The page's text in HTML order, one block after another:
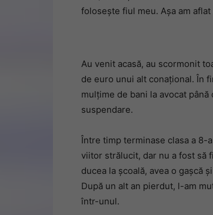
folosește fiul meu. Așa am
Au venit acasă, au scormonit
de euro unui alt conațional. În
mulțime de bani la avocat
suspendare.
Între timp terminase clasa a 8-
viitor strălucit, dar nu a fost să
ducea la școală, avea o gașcă
După un alt an pierdut, l-am
într-unul.